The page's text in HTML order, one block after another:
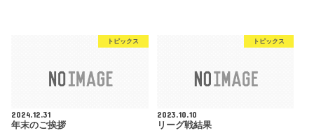
トピックス
2024.12.31
年末のご挨拶
トピックス
2023.10.10
リーグ戦結果